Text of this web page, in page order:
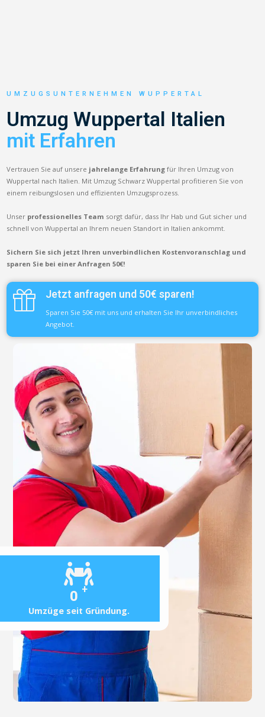
0 +
Umzüge seit Gründung.
UMZUGSUNTERNEHMEN WUPPERTAL
Umzug Wuppertal Italien
mit Erfahren
Vertrauen Sie auf unsere jahrelange Erfahrung für Ihren Umzug von
Wuppertal nach Italien. Mit Umzug Schwarz Wuppertal profitieren Sie von
einem reibungslosen und effizienten Umzugsprozess.
Unser professionelles Team sorgt dafür, dass Ihr Hab und Gut sicher und
schnell von Wuppertal an Ihrem neuen Standort in Italien ankommt.
Sichern Sie sich jetzt Ihren unverbindlichen Kostenvoranschlag und
sparen Sie bei einer Anfragen 50€!
Jetzt anfragen und 50€ sparen!
Sparen Sie 50€ mit uns und erhalten Sie Ihr unverbindliches
Angebot.